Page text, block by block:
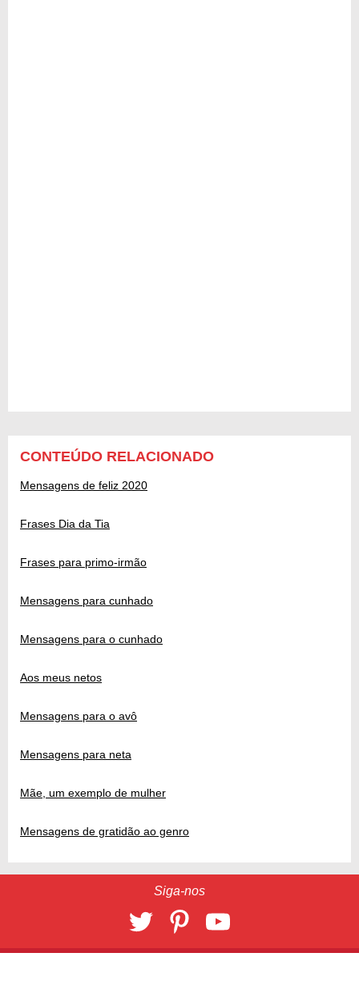
CONTEÚDO RELACIONADO
Mensagens de feliz 2020
Frases Dia da Tia
Frases para primo-irmão
Mensagens para cunhado
Mensagens para o cunhado
Aos meus netos
Mensagens para o avô
Mensagens para neta
Mãe, um exemplo de mulher
Mensagens de gratidão ao genro
Siga-nos